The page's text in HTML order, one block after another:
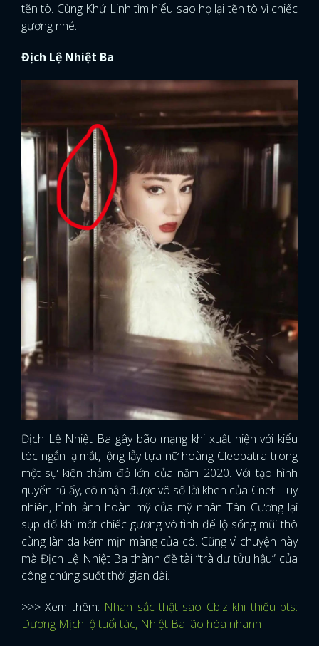
tẽn tò. Cùng Khứ Linh tìm hiểu sao họ lại tẽn tò vì chiếc
gương nhé.
Địch Lệ Nhiệt Ba
Địch Lệ Nhiệt Ba gây bão mạng khi xuất hiện với kiểu
tóc ngắn lạ mắt, lộng lẫy tựa nữ hoàng Cleopatra trong
một sự kiện thảm đỏ lớn của năm 2020. Với tạo hình
quyến rũ ấy, cô nhận được vô số lời khen của Cnet. Tuy
nhiên, hình ảnh hoàn mỹ của mỹ nhân Tân Cương lại
sụp đổ khi một chiếc gương vô tình để lộ sống mũi thô
cùng làn da kém mịn màng của cô. Cũng vì chuyện này
mà Địch Lệ Nhiệt Ba thành đề tài “trà dư tửu hậu” của
công chúng suốt thời gian dài.
>>> Xem thêm: Nhan sắc thật sao Cbiz khi thiếu pts:
Dương Mịch lộ tuổi tác, Nhiệt Ba lão hóa nhanh